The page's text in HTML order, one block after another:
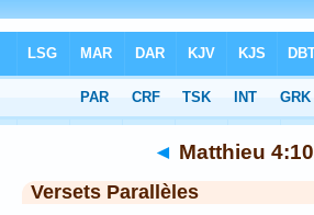
Chapitre 4 > Verset 10
◄ Matthieu 4:10
Versets Parallèles